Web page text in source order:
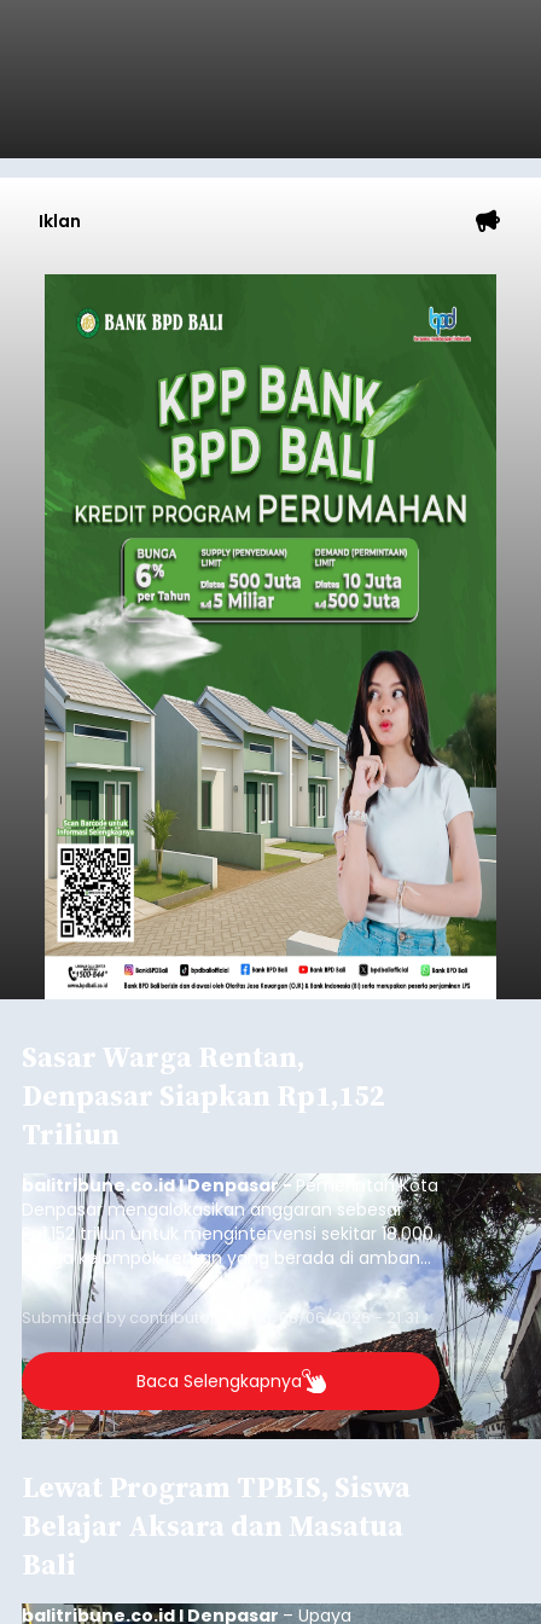
Iklan
Sasar Warga Rentan,
Denpasar Siapkan Rp1,152
Triliun
balitribune.co.id I Denpasar - Pemerintah Kota
Denpasar mengalokasikan anggaran sebesar
Rp1,152 triliun untuk mengintervensi sekitar 18.000
warga kelompok rentan yang berada di ambang
garis kemiskinan. Langkah strategis ini diambil
guna menjaga masyarakat yang berada pada
kelompok desil 5 dan 6 tersebut agar tidak
merosot ke kategori miskin.
Submitted by contributor Thu, 08/06/2026 - 21:31
Baca Selengkapnya
Lewat Program TPBIS, Siswa
Belajar Aksara dan Masatua
Bali
balitribune.co.id I Denpasar – Upaya